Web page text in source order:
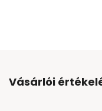
Vásárlói